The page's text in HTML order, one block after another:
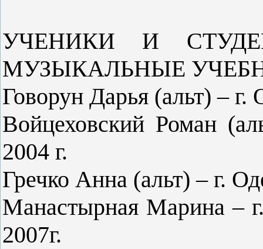
УЧЕНИКИ И
МУЗЫКАЛЬНЫЕ
Говорун Дарья (альт) – г.
Войцеховский Роман
2004 г.
Гречко Анна (альт) – г.
Манастырная Марина –
2007г.